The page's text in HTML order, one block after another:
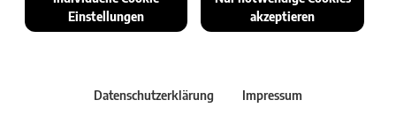
Einstellungen
akzeptieren
Datenschutzerklärung Impressum